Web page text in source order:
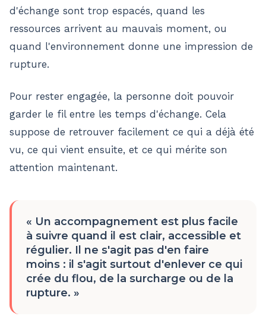
d'échange sont trop espacés, quand les
ressources arrivent au mauvais moment, ou
quand l'environnement donne une impression de
rupture.
Pour rester engagée, la personne doit pouvoir
garder le fil entre les temps d'échange. Cela
suppose de retrouver facilement ce qui a déjà été
vu, ce qui vient ensuite, et ce qui mérite son
attention maintenant.
« Un accompagnement est plus facile
à suivre quand il est clair, accessible et
régulier. Il ne s'agit pas d'en faire
moins : il s'agit surtout d'enlever ce qui
crée du flou, de la surcharge ou de la
rupture. »